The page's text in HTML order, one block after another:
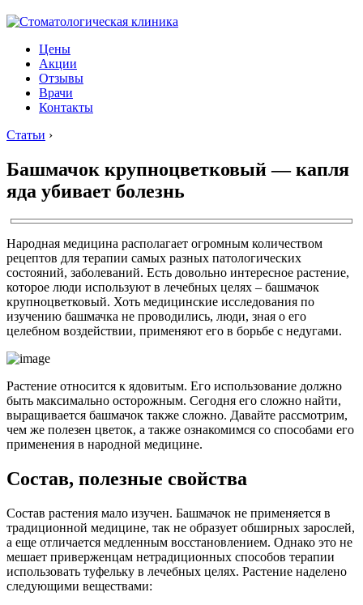
Цены
Акции
Отзывы
Врачи
Контакты
Статьи ›
Башмачок крупноцветковый — капля
яда убивает болезнь
Народная медицина располагает огромным количеством
рецептов для терапии самых разных патологических
состояний, заболеваний. Есть довольно интересное растение,
которое люди используют в лечебных целях – башмачок
крупноцветковый. Хоть медицинские исследования по
изучению башмачка не проводились, люди, зная о его
целебном воздействии, применяют его в борьбе с недугами.
Растение относится к ядовитым. Его использование должно
быть максимально осторожным. Сегодня его сложно найти,
выращивается башмачок также сложно. Давайте рассмотрим,
чем же полезен цветок, а также ознакомимся со способами его
применения в народной медицине.
Состав, полезные свойства
Состав растения мало изучен. Башмачок не применяется в
традиционной медицине, так не образует обширных зарослей,
а еще отличается медленным восстановлением. Однако это не
мешает приверженцам нетрадиционных способов терапии
использовать туфельку в лечебных целях. Растение наделено
следующими веществами: